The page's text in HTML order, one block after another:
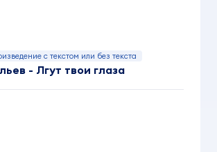
с текстом или без текста
- Лгут твои глаза